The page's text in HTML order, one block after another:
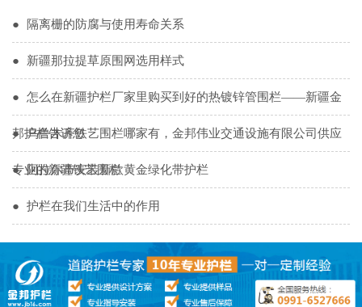
● 隔离栅的防腐与使用寿命关系
● 新疆那拉提草原围网选用样式
● 怎么在新疆护栏厂家里购买到好的热镀锌管围栏——新疆金
邦护栏告诉您
● 乌鲁木齐铁艺围栏哪家有，金邦伟业交通设施有限公司供应
专业的新疆铁艺围栏
● 阿拉尔市安装新款黄金绿化带护栏
● 护栏在我们生活中的作用
● 你不知道的候车厅安装注意事项
● 护栏网怎样做日常保养